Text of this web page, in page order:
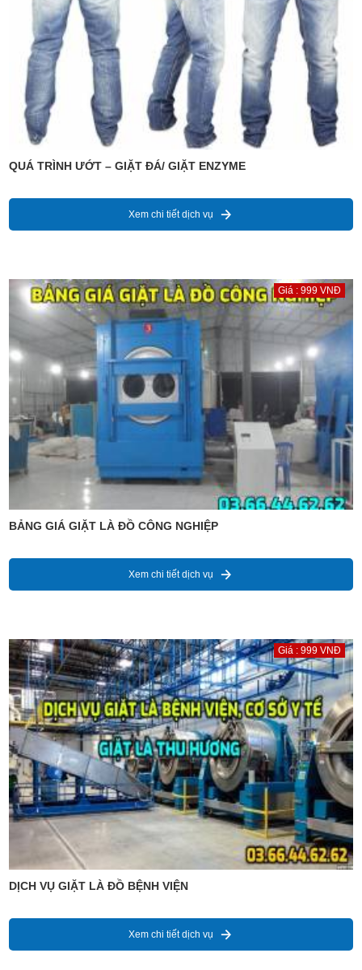
QUÁ TRÌNH ƯỚT – GIẶT ĐÁ/ GIẶT ENZYME
Xem chi tiết dịch vụ
Giá : 999 VNĐ
BẢNG GIÁ GIẶT LÀ ĐỒ CÔNG NGHIỆP
Xem chi tiết dịch vụ
Giá : 999 VNĐ
DỊCH VỤ GIẶT LÀ ĐỒ BỆNH VIỆN
Xem chi tiết dịch vụ